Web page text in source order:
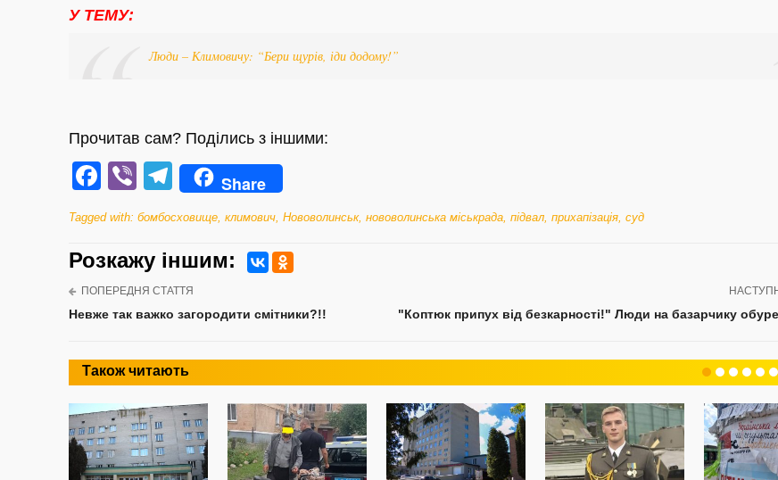
У ТЕМУ:
Люди – Климовичу: “Бери щурів, іди додому!”
Прочитав сам? Поділись з іншими:
Facebook
ViberTelegram
Share
Tagged with: бомбосховище, климович, Нововолинськ, нововолинська міськрада, підвал, прихапізація, суд
Розкажу iншим:
ПОПЕРЕДНЯ СТАТТЯ
Невже так важко загородити смітники?!! "Коптюк припух від безкарності!" Люди на базарчику
Також читають